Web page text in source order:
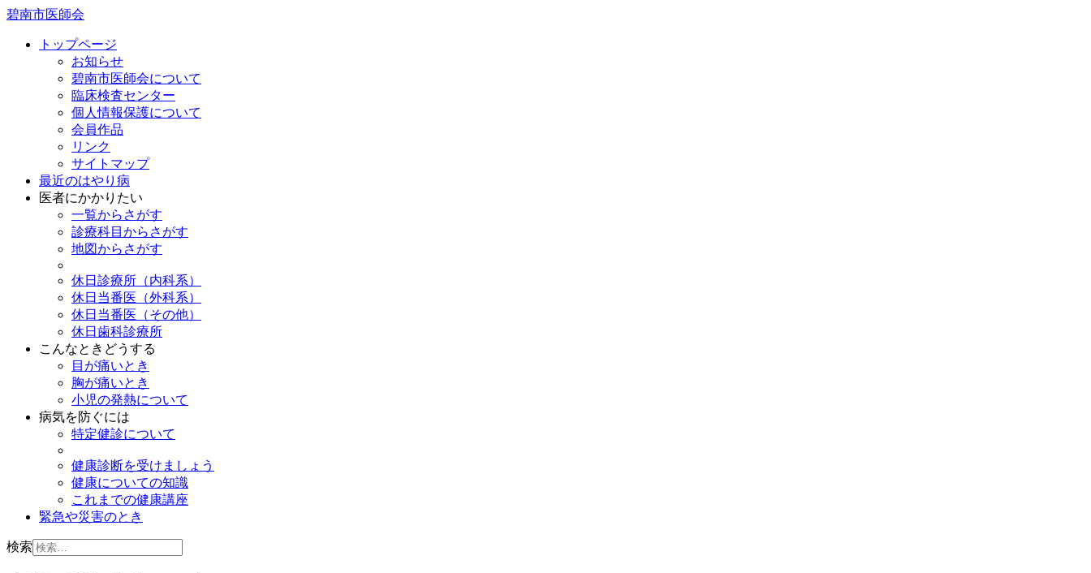
碧南市医師会
トップページ
お知らせ
碧南市医師会について
臨床検査センター
個人情報保護について
会員作品
リンク
サイトマップ
最近のはやり病
医者にかかりたい
一覧からさがす
診療科目からさがす
地図からさがす
休日診療所（内科系）
休日当番医（外科系）
休日当番医（その他）
休日歯科診療所
こんなときどうする
目が痛いとき
胸が痛いとき
小児の発熱について
病気を防ぐには
特定健診について
健康診断を受けましょう
健康についての知識
これまでの健康講座
緊急や災害のとき
検索